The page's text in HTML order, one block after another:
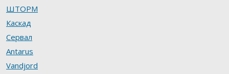
ШТОРМ
Каскад
Сервал
Antarus
Vandjord